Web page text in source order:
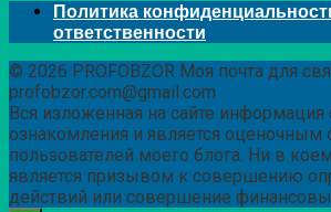
Политика
ответственности
© 2026 PROFOBZOR Моя почта для
profobzor.com@gmail.com
Вся изложенная на сайте
ознакомления и является
пользователей моего блога. Ни в
является призывом к совершению
действий или совершение